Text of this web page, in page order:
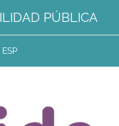
PÚBLICA
ESP